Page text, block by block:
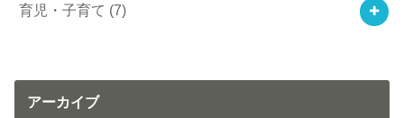
育児・子育て (7)
アーカイブ